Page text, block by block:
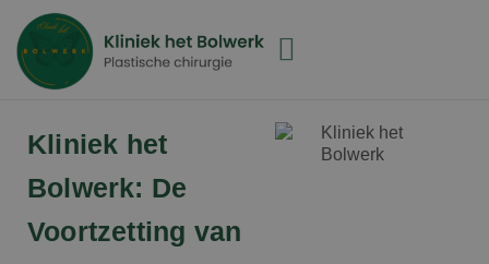
Kliniek het
Bolwerk: De
Voortzetting van